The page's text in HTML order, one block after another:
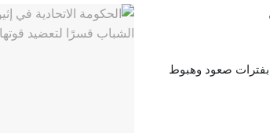
بين إثيوبيا وإريتريا، منذ استقلال الأولى في العام 1993م، بفترات صعود وهبوط